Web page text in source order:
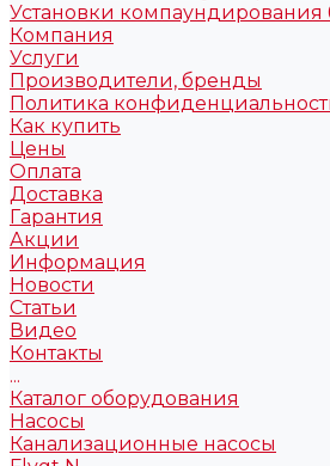
Установки компаундирования
Компания
Услуги
Производители, бренды
Политика
Как купить
Цены
Оплата
Доставка
Гарантия
Акции
Информация
Новости
Статьи
Видео
Контакты
...
Каталог оборудования
Насосы
Канализационные насосы